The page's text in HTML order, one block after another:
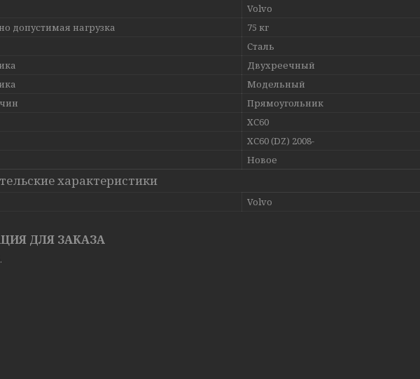
Volvo
допустимая нагрузка
75 кг
Сталь
Двухреечный
Модельный
Прямоугольник
XC60
XC60 (DZ) 2008-
Новое
характеристики
Volvo
ДЛЯ ЗАКАЗА